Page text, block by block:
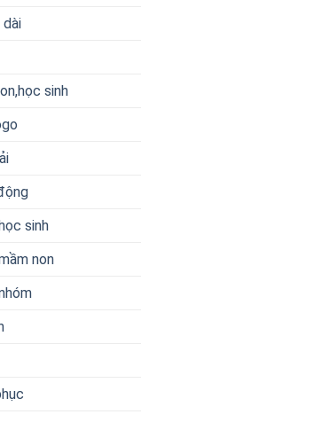
sinh
sinh
non